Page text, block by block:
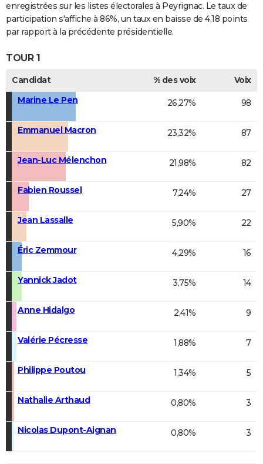
enregistrées sur les listes électorales à Peyrignac. Le taux de
participation s'affiche à 86%, un taux en baisse de 4,18 points
par rapport à la précédente présidentielle.
TOUR 1
Candidat % des voix
Voix
Marine Le Pen
26,27% 98
Emmanuel Macron 23,32% 87
Jean-Luc Mélenchon 21,98% 82
Fabien Roussel 7,24% 27
Jean Lassalle 5,90% 22
Éric Zemmour 4,29% 16
Yannick Jadot 3,75% 14
Anne Hidalgo 2,41% 9
Valérie Pécresse 1,88% 7
Philippe Poutou 1,34% 5
Nathalie Arthaud 0,80% 3
Nicolas Dupont-Aignan 0,80% 3